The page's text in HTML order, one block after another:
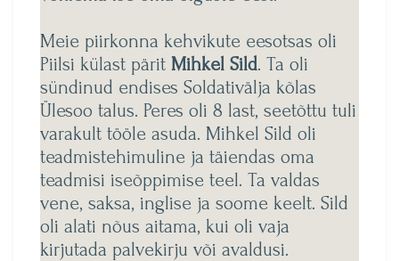
Meie piirkonna kehvikute eesotsas oli
Piilsi külast pärit Mihkel Sild. Ta oli
sündinud endises Soldativälja kõlas
Ülesoo talus. Peres oli 8 last, seetõttu tuli
varakult tööle asuda. Mihkel Sild oli
teadmistehimuline ja täiendas oma
teadmisi iseõppimise teel. Ta valdas
vene, saksa, inglise ja soome keelt. Sild
oli alati nõus aitama, kui oli vaja
kirjutada palvekirju või avaldusi.